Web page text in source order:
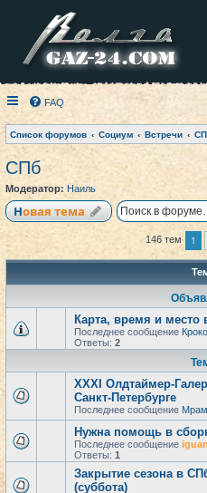
FAQ
Список форумов Социум Встречи
СПб
Модератор: Наиль
Новая тема
146 тем 1
Карта, время и место
Последнее сообщение
Ответы: 2
XXXI Олдтаймер-
Санкт-Петербурге
Последнее сообщение
Нужна помощь в
Последнее сообщение
Ответы: 1
Закрытие сезона в
(суббота)